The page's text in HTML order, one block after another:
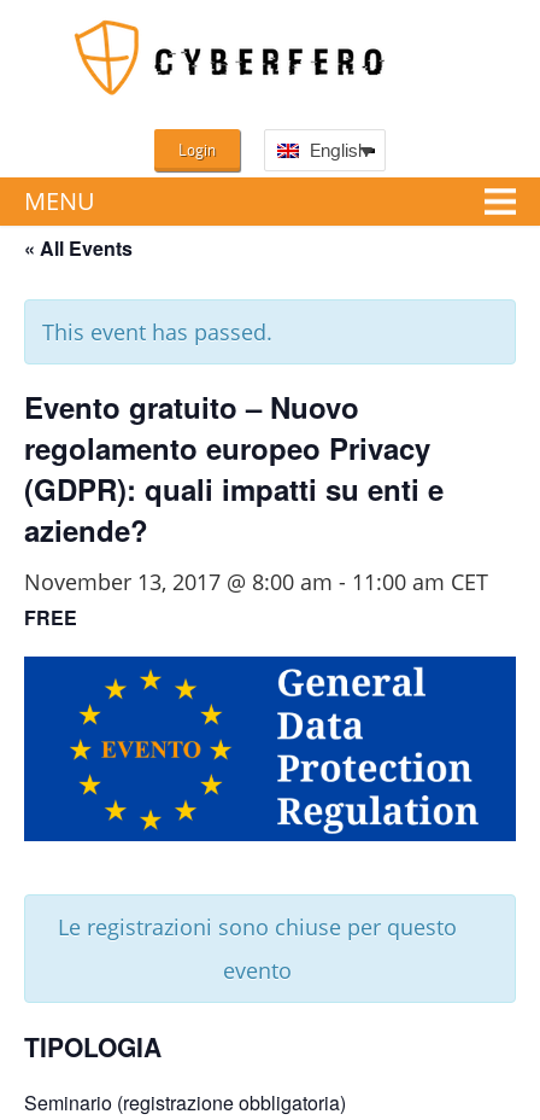
MENU
Login English
« All Events
This event has passed.
Evento gratuito – Nuovo
regolamento europeo Privacy
(GDPR): quali impatti su enti e
aziende?
November 13, 2017 @ 8:00 am - 11:00 am CET
FREE
Le registrazioni sono chiuse per questo
evento
TIPOLOGIA
Seminario (registrazione obbligatoria)